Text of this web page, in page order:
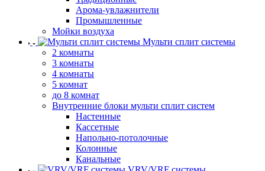
Арома-увлажнители
Промышленные
Мойки воздуха
Мульти сплит системы
2 комнаты
3 комнаты
4 комнаты
5 комнат
до 8 комнат
Внутренние блоки мульти сплит систем
Настенные
Кассетные
Напольно-потолочные
Колонные
Канальные